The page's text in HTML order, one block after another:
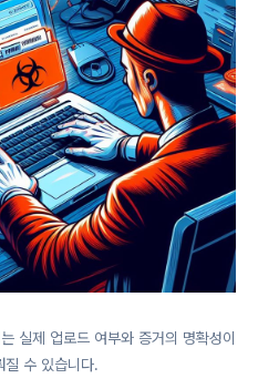
실제 업로드 여부와 증거의 명확성이
질 수 있습니다.